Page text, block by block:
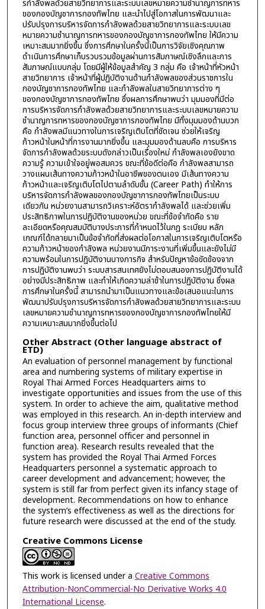
รกําลังพลด้วยสายวิทยาการและระบบเลขหมายความชํานาญการทหาร
ของกองบัญชาการกองทัพไทย และนําไปสู่โอกาสในการพัฒนาและ
ปรับปรุงการบริหารจัดการกําลังพลด้วยสายวิทยาการและระบบเลข
หมายความชํานาญการทหารของกองบัญชาการกองทัพไทย ให้มีความ
เหมาะสมมากยิ่งขึ้น ซึ่งการศึกษาในครั้งนี้เป็นการวิจัยเชิงคุณภาพ
ดำเนินการศึกษาเก็บรวบรวมข้อมูลผ่านการสัมภาษณ์เชิงลึกและการ
สัมภาษณ์แบบกลุ่ม โดยมีผู้ให้ข้อมูลสำคัญ 3 กลุ่ม คือ เจ้าหน้าที่หัวหน้า
สายวิทยาการ เจ้าหน้าที่ผู้ปฏิบัติงานด้านกำลังพลของส่วนราชการใน
กองบัญชาการกองทัพไทย และกำลังพลในสายวิทยาการต่าง ๆ
ของกองบัญชาการกองทัพไทย ซึ่งผลการศึกษาพบว่า มุมมองที่มีต่อ
การบริหารจัดการกำลังพลด้วยสายวิทยาการและระบบเลขหมายความ
ชำนาญการทหารของกองบัญชาการกองทัพไทย มีทั้งมุมมองด้านบวก
คือ กำลังพลมีแนวทางในการเจริญเติบโตที่ชัดเจน ช่วยให้เจริญ
ก้าวหน้าในหน้าที่การงานมากยิ่งขึ้น และมุมมองด้านลบคือ การบริหาร
จัดการกำลังพลด้วยระบบดังกล่าวเป็นเรื่องใหม่ กำลังพลเองยังขาด
ความรู้ ความเข้าใจอยู่พอสมควร ขณะที่ข้อดีต่อคือ กำลังพลสามารถ
วางแผนเส้นทางความก้าวหน้าในอาชีพของตนเอง มีเส้นทางความ
ก้าวหน้าและเจริญเติบโตไปตามลำดับขั้น (Career Path) ทำให้การ
บริหารจัดการกำลังพลของกองบัญชาการกองทัพไทยเป็นระบบ
เดียวกัน หน่วยงานสามารถวิเคราะห์อัตรากำลังพลได้ และช่วยเพิ่ม
ประสิทธิภาพในการปฏิบัติงานของหน่วย ขณะที่ข้อจำกัดคือ ราย
ละเอียดหรือคุณสมบัติบางประการที่กำหนดไว้ในกฎ ระเบียบ หลัก
เกณฑ์ได้กลายมาเป็นข้อจำกัดที่ส่งผลต่อโอกาสในการเจริญเติบโตหรือ
ความก้าวหน้าของกำลังพล หน่วยงานมีภาระงานที่เพิ่มขึ้นและยังไม่มี
ความพร้อมในการปฏิบัติงานบางภารกิจ สำหรับปัญหาข้อขัดข้องจาก
การปฏิบัติงานพบว่า ระบบสารสนเทศยังไม่ตอบสนองการปฏิบัติงานได้
อย่างมีประสิทธิภาพ และทำให้เกิดความล่าช้าในการปฏิบัติงาน ซึ่งผล
การศึกษาในครั้งนี้ สามารถนํามาเป็นแนวทางและข้อเสนอแนะในการ
พัฒนาปรับปรุงการบริหารจัดการกําลังพลด้วยสายวิทยาการและระบบ
เลขหมายความชํานาญการทหารของกองบัญชาการกองทัพไทยให้มี
ความเหมาะสมมากยิ่งขึ้นต่อไป
Other Abstract (Other language abstract of
ETD)
An evaluation of personnel management by functional
area and numbering systems of military expertise in
Royal Thai Armed Forces Headquarters aims to
investigate opportunities and issues from the use of this
system. In order to achieve the aim, qualitative method
was employed in this research. An in-depth interview and
focus group interview three groups of informants (Chief
function area, personnel officer and personnel in
function area). Research results revealed that the
system has provided the Royal Thai Armed Forces
Headquarters personnel a systematic approach to
career development and advancement; however, the
system is still far from perfect given its infancy stage of
development. Recommendations on how to enhance
the system’s effectiveness as well as the directions for
future research were discussed at the end of the study.
Creative Commons License
This work is licensed under a Creative Commons
Attribution-NonCommercial-No Derivative Works 4.0
International License.